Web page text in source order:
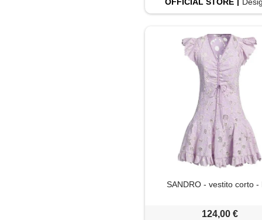
OFFICIAL STORE
SANDRO - vestito corto -
124,00 €